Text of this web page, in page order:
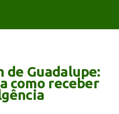
de Guadalupe:
como receber